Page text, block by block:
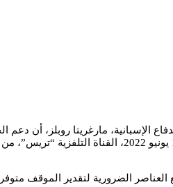
وأوضحت السيدة روبلز، التي استضافتها
الضرورية لتقدير الموقف